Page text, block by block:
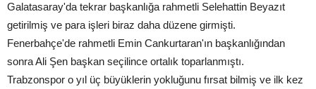
Galatasaray'da tekrar başkanlığa rahmetli Selehattin Beyazıt
getirilmiş ve para işleri biraz daha düzene girmişti.
Fenerbahçe'de rahmetli Emin Cankurtaran'ın başkanlığından
sonra Ali Şen başkan seçilince ortalık toparlanmıştı.
Trabzonspor o yıl üç büyüklerin yokluğunu fırsat bilmiş ve ilk kez